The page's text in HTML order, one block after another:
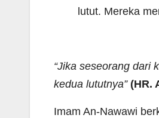
lutut. Mereka
“Jika seseorang dari
kedua lututnya” (HR.
Imam An-Nawawi